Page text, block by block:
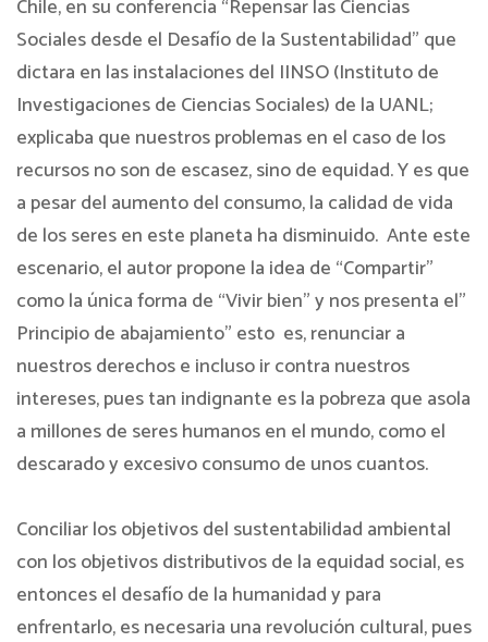
Chile, en su conferencia “Repensar las Ciencias
Sociales desde el Desafío de la Sustentabilidad” que
dictara en las instalaciones del IINSO (Instituto de
Investigaciones de Ciencias Sociales) de la UANL;
explicaba que nuestros problemas en el caso de los
recursos no son de escasez, sino de equidad. Y es que
a pesar del aumento del consumo, la calidad de vida
de los seres en este planeta ha disminuido. Ante este
escenario, el autor propone la idea de “Compartir”
como la única forma de “Vivir bien” y nos presenta el”
Principio de abajamiento” esto es, renunciar a
nuestros derechos e incluso ir contra nuestros
intereses, pues tan indignante es la pobreza que asola
a millones de seres humanos en el mundo, como el
descarado y excesivo consumo de unos cuantos.
Conciliar los objetivos del sustentabilidad ambiental
con los objetivos distributivos de la equidad social, es
entonces el desafío de la humanidad y para
enfrentarlo, es necesaria una revolución cultural, pues